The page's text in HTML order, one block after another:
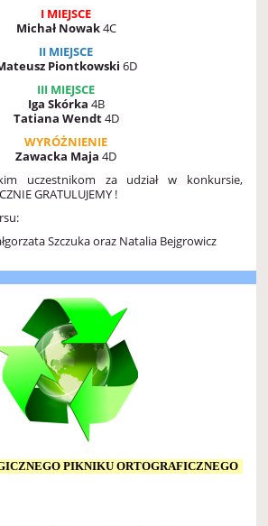
I MIEJSCE
Michał Nowak4C
II MIEJSCE
Piontkowski 6D
III MIEJSCE
Iga Skórka 4B
Tatiana Wendt4D
WYRÓŻNIENIE
Zawacka Maja 4D
uczestnikom za udział w konkursie,
GRATULUJEMY !
Szczuka oraz Natalia Bejgrowicz
PIKNIKU ORTOGRAFICZNEGO